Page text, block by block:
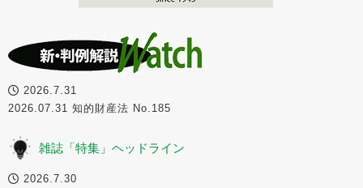
2026.7.31
2026.07.31 知的財産法 No.185
雑誌「特集」ヘッドライン
2026.7.30